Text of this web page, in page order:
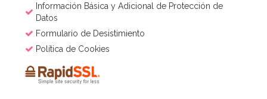
Información Básica y Adicional de Protección de
Datos
Formulario de Desistimiento
Política de Cookies